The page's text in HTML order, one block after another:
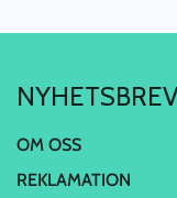
OM OSS
REKLAMATION